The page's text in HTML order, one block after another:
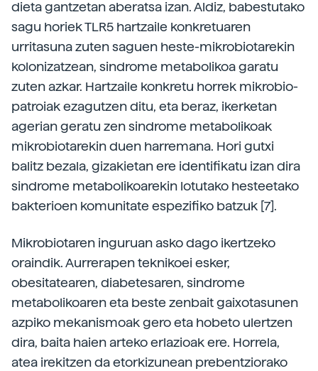
dieta gantzetan aberatsa izan. Aldiz, babestutako
sagu horiek TLR5 hartzaile konkretuaren
urritasuna zuten saguen heste-mikrobiotarekin
kolonizatzean, sindrome metabolikoa garatu
zuten azkar. Hartzaile konkretu horrek mikrobio-
patroiak ezagutzen ditu, eta beraz, ikerketan
agerian geratu zen sindrome metabolikoak
mikrobiotarekin duen harremana. Hori gutxi
balitz bezala, gizakietan ere identifikatu izan dira
sindrome metabolikoarekin lotutako hesteetako
bakterioen komunitate espezifiko batzuk [7].
Mikrobiotaren inguruan asko dago ikertzeko
oraindik. Aurrerapen teknikoei esker,
obesitatearen, diabetesaren, sindrome
metabolikoaren eta beste zenbait gaixotasunen
azpiko mekanismoak gero eta hobeto ulertzen
dira, baita haien arteko erlazioak ere. Horrela,
atea irekitzen da etorkizunean prebentziorako